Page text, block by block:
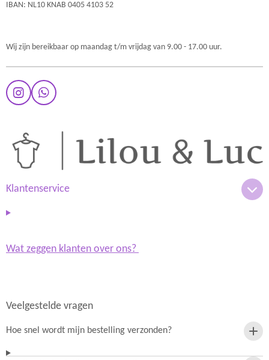
IBAN: NL10 KNAB 0405 4103 52
Wij zijn bereikbaar op maandag t/m vrijdag van 9.00 - 17.00 uur.
I
n
a
r
m
W
h
Klantenservice
Wat zeggen klanten over ons?
Veelgestelde vragen
Hoe snel wordt mijn bestelling verzonden?